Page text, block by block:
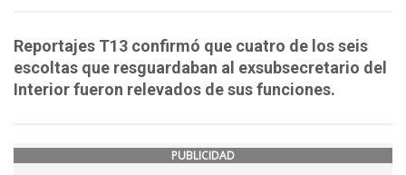
Reportajes T13 confirmó que cuatro de los seis
escoltas que resguardaban al exsubsecretario del
Interior fueron relevados de sus funciones.
PUBLICIDAD